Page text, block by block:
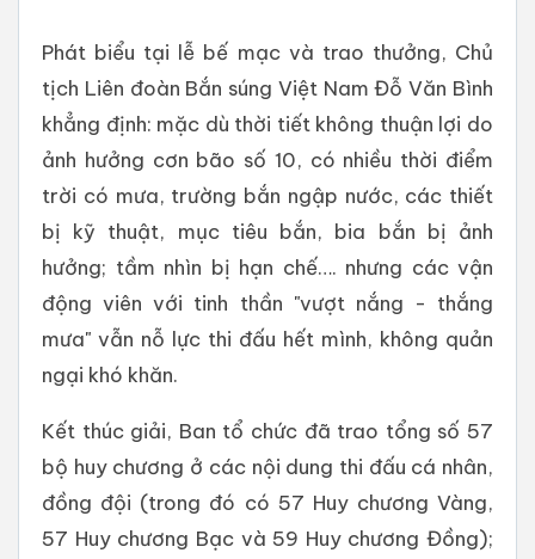
Phát biểu tại lễ bế mạc và trao thưởng, Chủ
tịch Liên đoàn Bắn súng Việt Nam Đỗ Văn Bình
khẳng định: mặc dù thời tiết không thuận lợi do
ảnh hưởng cơn bão số 10, có nhiều thời điểm
trời có mưa, trường bắn ngập nước, các thiết
bị kỹ thuật, mục tiêu bắn, bia bắn bị ảnh
hưởng; tầm nhìn bị hạn chế…. nhưng các vận
động viên với tinh thần "vượt nắng - thắng
mưa" vẫn nỗ lực thi đấu hết mình, không quản
ngại khó khăn.
Kết thúc giải, Ban tổ chức đã trao tổng số 57
bộ huy chương ở các nội dung thi đấu cá nhân,
đồng đội (trong đó có 57 Huy chương Vàng,
57 Huy chương Bạc và 59 Huy chương Đồng);